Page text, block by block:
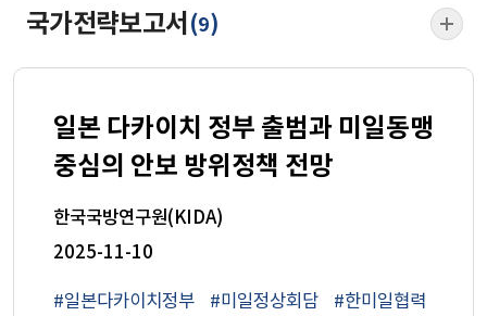
국가전략보고서 (9)
일본 다카이치 정부 출범과 미일동맹
중심의 안보 방위정책 전망
한국국방연구원(KIDA)
2025-11-10
#일본다카이치정부 #미일정상회담
#한미일협력